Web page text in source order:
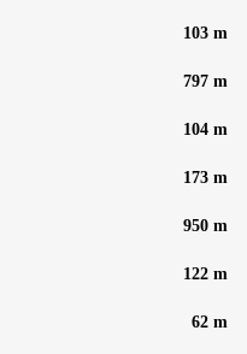
103 m
797 m
104 m
173 m
950 m
122 m
62 m